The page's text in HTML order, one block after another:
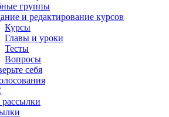
группы
и редактирование курсов
Курсы
Главы и уроки
Тесты
Вопросы
себя